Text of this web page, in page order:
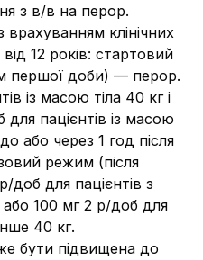
з в/в на перор.
клінічних
12 років: стартовий
першої доби) — перор.
із масою тіла 40 кг і
пацієнтів із масою
або через 1 год після
режим (після
для пацієнтів з
або 100 мг 2 р/доб для
40 кг.
бути підвищена до